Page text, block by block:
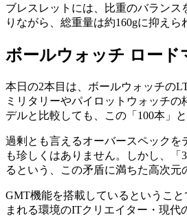
ブレスレットには、比重のバラン
りながら、総重量は約160gに抑え
ボールウォッチ ロード
本日の2本目は、ボールウォッチの
ミリタリーやパイロットウォッチ
デルと比較しても、この「100本」
過剰とも言えるオーバースペック
も珍しくはありません。しかし、
るという、この矛盾に満ちた高次元
GMT機能を搭載しているというこ
まれる環境のITクリエイター・現